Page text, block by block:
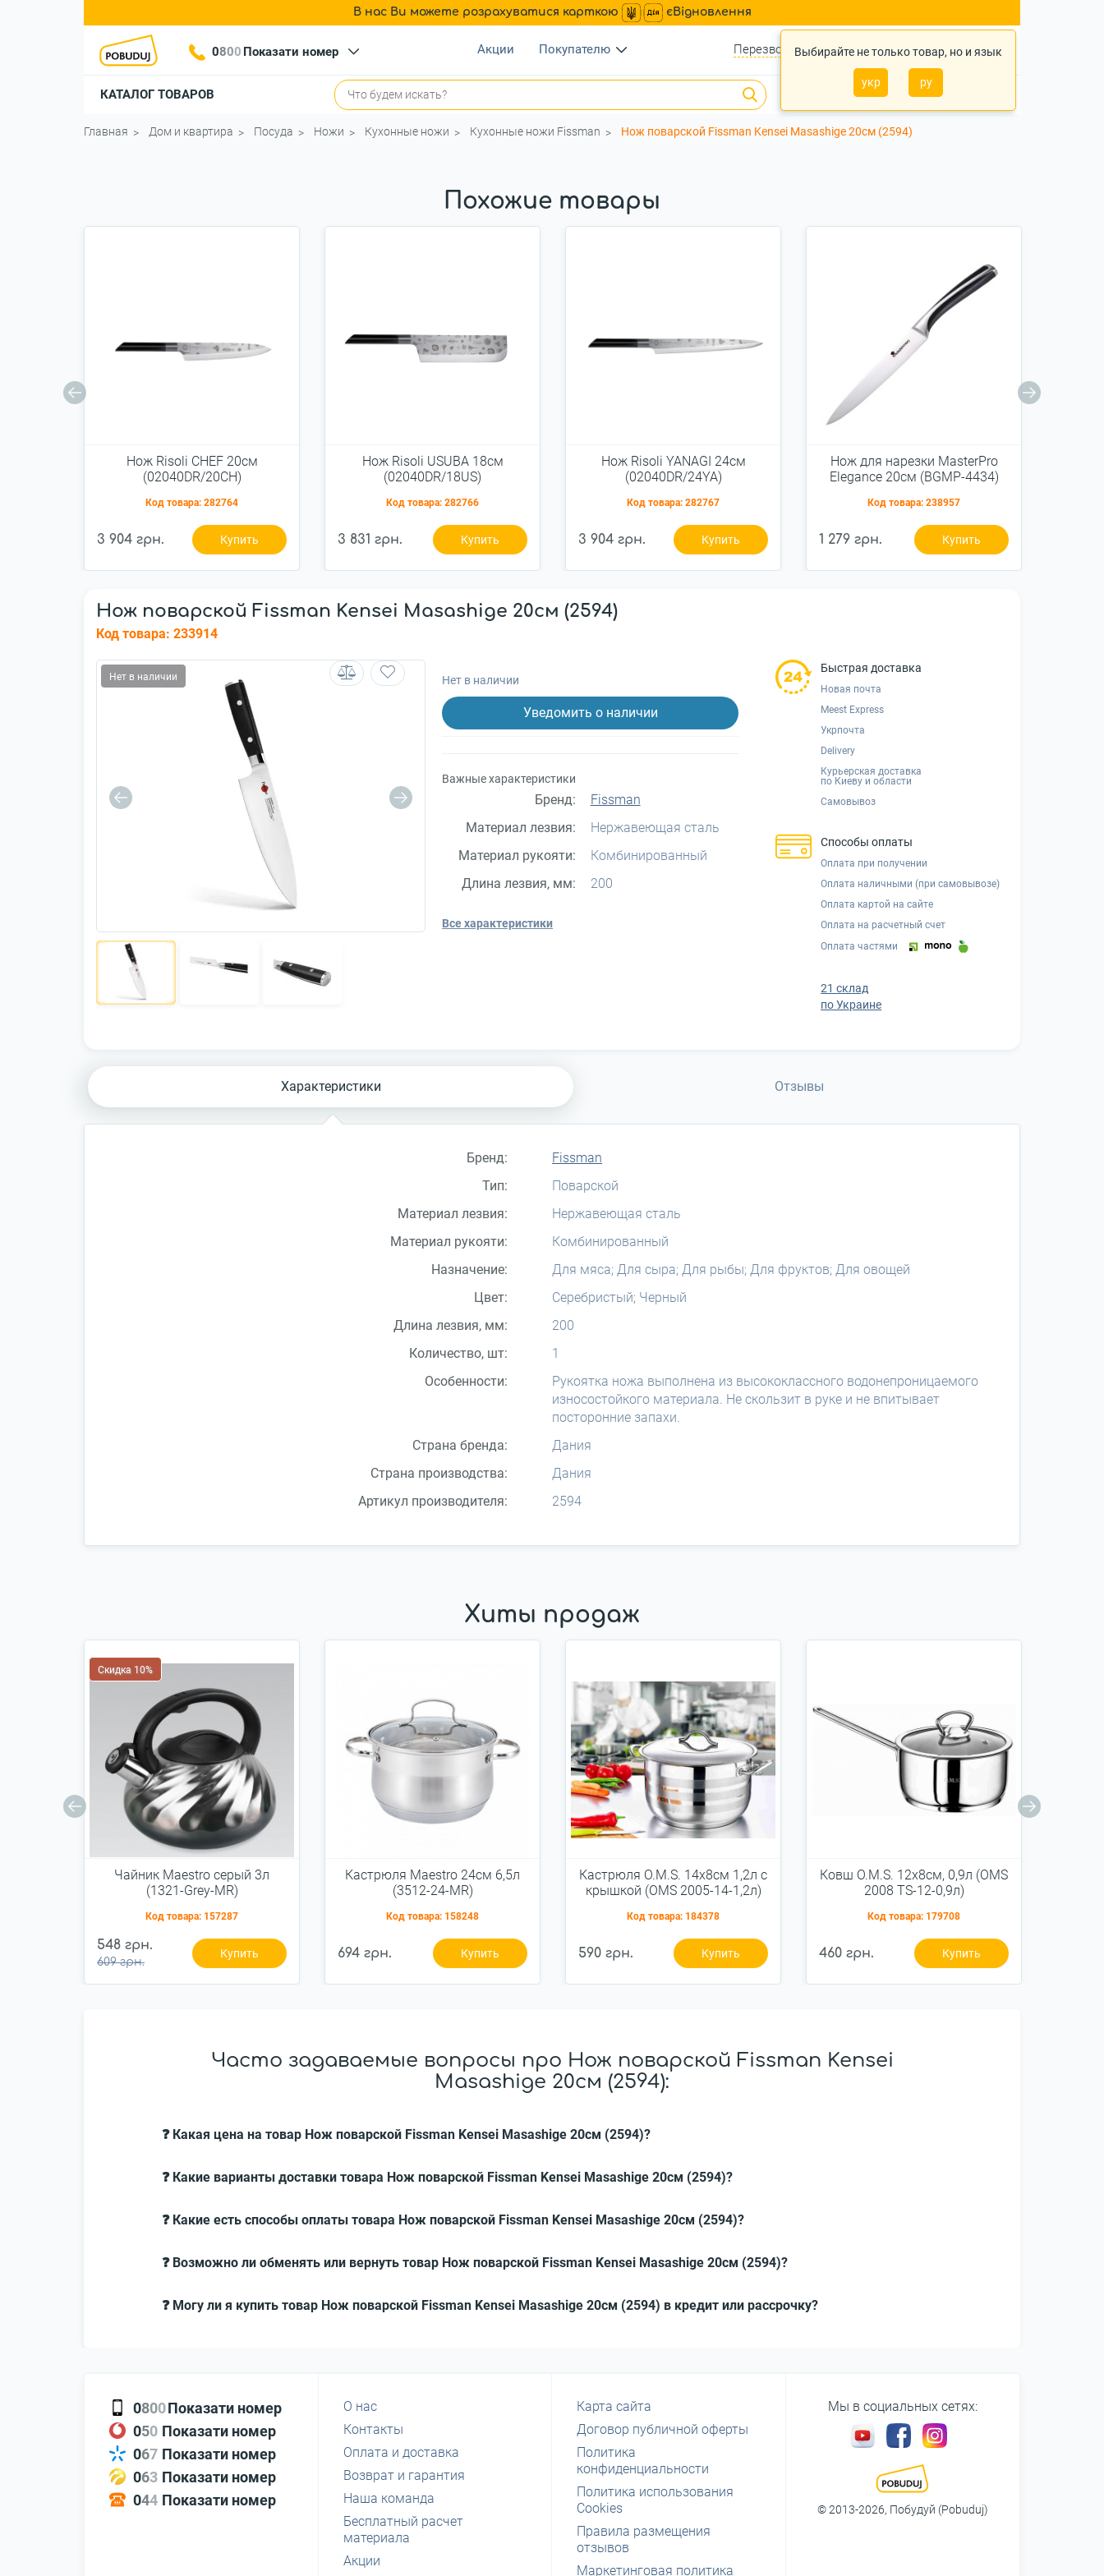
В нас Ви можете розрахуватися карткою єВідновлення
Выбирайте не только товар, но и язык
укр ру
0800 Показати номер Акции Покупателю Перезвонить? Войти Укр Ру
КАТАЛОГ ТОВАРОВ 0
Главная Дом и квартира Посуда Ножи Кухонные ножи Кухонные ножи Fissman Нож поварской Fissman Kensei Masashige 20см (2594)
Похожие товары
Нож Risoli CHEF 20см
(02040DR/20CH)
Код товара: 282764
3 904 грн. Купить
Нож Risoli USUBA 18см
(02040DR/18US)
Код товара: 282766
3 831 грн. Купить
Нож Risoli YANAGI 24см
(02040DR/24YA)
Код товара: 282767
3 904 грн. Купить
Нож для нарезки MasterPro
Elegance 20см (BGMP-4434)
Код товара: 238957
1 279 грн. Купить
Нож поварской Fissman Kensei Masashige 20см (2594)
Код товара: 233914
Нет в наличии Нет в наличии
Уведомить о наличии
Важные характеристики
Бренд:
Fissman
Материал лезвия:
Нержавеющая сталь
Материал рукояти:
Комбинированный
Длина лезвия, мм:
200
Все характеристики
Быстрая доставка
Новая почта
Meest Express
Укрпочта
Delivery
Курьерская доставка
по Киеву и области
Самовывоз
Способы оплаты
Оплата при получении
Оплата наличными (при самовывозе)
Оплата картой на сайте
Оплата на расчетный счет
Оплата частями
21 склад
по Украине
Характеристики Отзывы
Бренд:
Fissman
Тип:
Поварской
Материал лезвия:
Нержавеющая сталь
Материал рукояти:
Комбинированный
Назначение:
Для мяса; Для сыра; Для рыбы; Для фруктов; Для овощей
Цвет:
Серебристый; Черный
Длина лезвия, мм:
200
Количество, шт:
1
Особенности:
Рукоятка ножа выполнена из высококлассного водонепроницаемого
износостойкого материала. Не скользит в руке и не впитывает
посторонние запахи.
Страна бренда:
Дания
Страна производства:
Дания
Артикул производителя:
2594
Хиты продаж
Скидка 10%
Чайник Maestro серый 3л
(1321-Grey-MR)
Код товара: 157287
548 грн.
609 грн.
Купить
Кастрюля Maestro 24см 6,5л
(3512-24-MR)
Код товара: 158248
694 грн. Купить
Кастрюля O.M.S. 14x8см 1,2л с
крышкой (OMS 2005-14-1,2л)
Код товара: 184378
590 грн. Купить
Ковш O.M.S. 12x8см, 0,9л (OMS
2008 TS-12-0,9л)
Код товара: 179708
460 грн. Купить
Часто задаваемые вопросы про Нож поварской Fissman Kensei
Masashige 20см (2594):
❓ Какая цена на товар Нож поварской Fissman Kensei Masashige 20см (2594)?
❓ Какие варианты доставки товара Нож поварской Fissman Kensei Masashige 20см (2594)?
❓ Какие есть способы оплаты товара Нож поварской Fissman Kensei Masashige 20см (2594)?
❓ Возможно ли обменять или вернуть товар Нож поварской Fissman Kensei Masashige 20см (2594)?
❓ Могу ли я купить товар Нож поварской Fissman Kensei Masashige 20см (2594) в кредит или рассрочку?
0800Показати номер
050 Показати номер
067 Показати номер
063 Показати номер
044 Показати номер
О нас
Контакты
Оплата и доставка
Возврат и гарантия
Наша команда
Бесплатный расчет
материала
Акции
Карта сайта
Договор публичной оферты
Политика
конфиденциальности
Политика использования
Cookies
Правила размещения
отзывов
Маркетинговая политика
Мы в социальных сетях:
© 2013-2026, Побудуй (Pobuduj)